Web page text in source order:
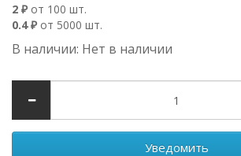
2 ₽ от 100 шт.
0.4 ₽ от 5000 шт.
В наличии: Нет в наличии
Уведомить